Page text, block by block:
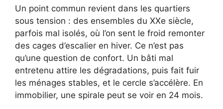
Un point commun revient dans les quartiers
sous tension : des ensembles du XXe siècle,
parfois mal isolés, où l’on sent le froid remonter
des cages d’escalier en hiver. Ce n’est pas
qu’une question de confort. Un bâti mal
entretenu attire les dégradations, puis fait fuir
les ménages stables, et le cercle s’accélère. En
immobilier, une spirale peut se voir en 24 mois.